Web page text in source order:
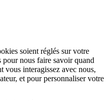
soient réglés sur votre
nous faire savoir quand
vous interagissez avec nous,
et pour personnaliser votre